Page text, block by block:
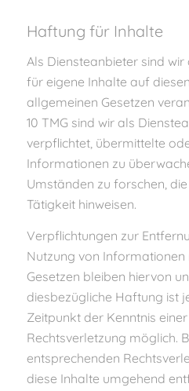
Haftung für Inhalte
Als Diensteanbieter sind wir
für eigene Inhalte auf
allgemeinen Gesetzen
10 TMG sind wir als
verpflichtet, übermittelte
Informationen zu
Umständen zu forschen,
Tätigkeit hinweisen.
Verpflichtungen zur
Nutzung von
Gesetzen bleiben hiervon
diesbezügliche Haftung ist
Zeitpunkt der Kenntnis
Rechtsverletzung möglich.
entsprechenden
diese Inhalte umgehend